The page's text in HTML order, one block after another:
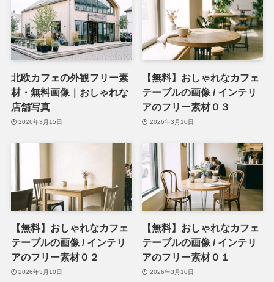
北欧カフェの外観フリー素
材・無料画像｜おしゃれな
店舗写真
2026年3月15日
【無料】おしゃれなカフェ
テーブルの画像 / インテリ
アのフリー素材０３
2026年3月10日
【無料】おしゃれなカフェ
テーブルの画像 / インテリ
アのフリー素材０２
2026年3月10日
【無料】おしゃれなカフェ
テーブルの画像 / インテリ
アのフリー素材０１
2026年3月10日